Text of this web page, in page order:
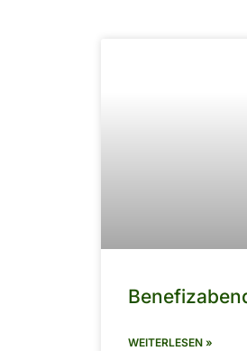
WEITERLESEN »